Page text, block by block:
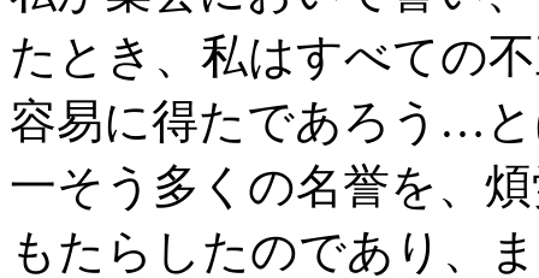
たとき、私はすべての
容易に得たであろう…
一そう多くの名誉を、
もたらしたのであり、